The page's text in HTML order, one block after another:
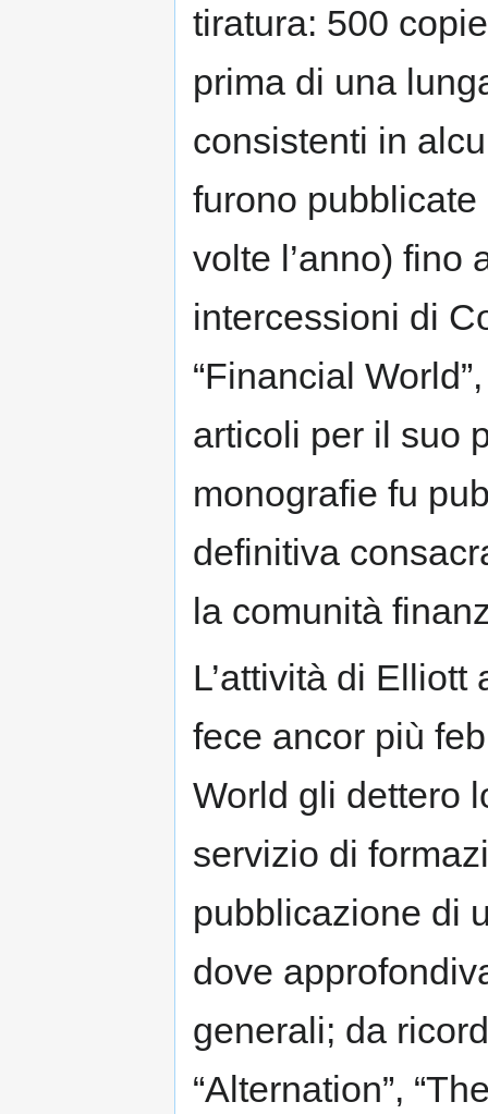
tiratura: 500
prima di una
consistenti in
furono
volte l’anno) fino
intercessioni di
“Financial
articoli per il suo
monografie fu
definitiva
la comunità
L’attività di Elliott
fece ancor più
World gli dettero
servizio di
pubblicazione di
dove
generali; da
“Alternation”,